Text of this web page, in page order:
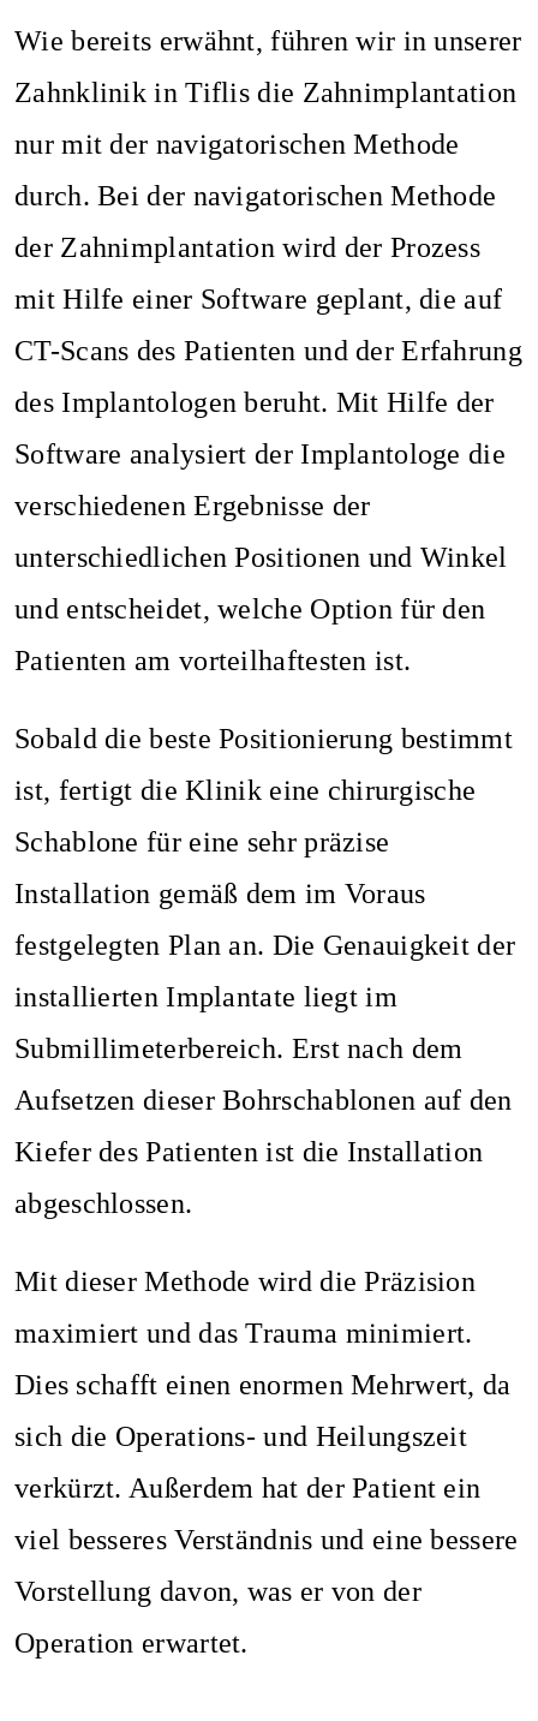
Wie bereits erwähnt, führen wir in unserer
Zahnklinik in Tiflis die Zahnimplantation
nur mit der navigatorischen Methode
durch. Bei der navigatorischen Methode
der Zahnimplantation wird der Prozess
mit Hilfe einer Software geplant, die auf
CT-Scans des Patienten und der Erfahrung
des Implantologen beruht. Mit Hilfe der
Software analysiert der Implantologe die
verschiedenen Ergebnisse der
unterschiedlichen Positionen und Winkel
und entscheidet, welche Option für den
Patienten am vorteilhaftesten ist.
Sobald die beste Positionierung bestimmt
ist, fertigt die Klinik eine chirurgische
Schablone für eine sehr präzise
Installation gemäß dem im Voraus
festgelegten Plan an. Die Genauigkeit der
installierten Implantate liegt im
Submillimeterbereich. Erst nach dem
Aufsetzen dieser Bohrschablonen auf den
Kiefer des Patienten ist die Installation
abgeschlossen.
Mit dieser Methode wird die Präzision
maximiert und das Trauma minimiert.
Dies schafft einen enormen Mehrwert, da
sich die Operations- und Heilungszeit
verkürzt. Außerdem hat der Patient ein
viel besseres Verständnis und eine bessere
Vorstellung davon, was er von der
Operation erwartet.